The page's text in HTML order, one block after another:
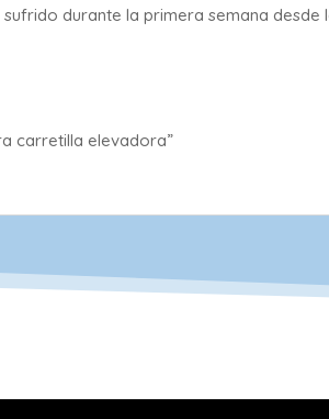
durante la primera semana
carretilla elevadora”